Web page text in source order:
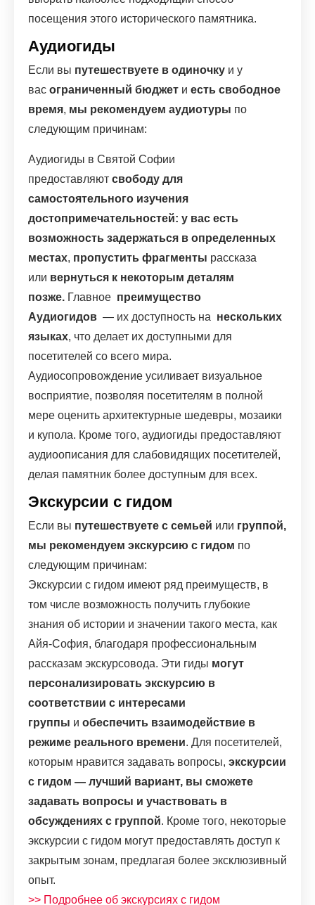
посещения этого исторического памятника.
Аудиогиды
Если вы путешествуете в одиночку и у
вас ограниченный бюджет и есть свободное
время, мы рекомендуем аудиотуры по
следующим причинам:
Аудиогиды в Святой Софии
предоставляют свободу для
самостоятельного изучения
достопримечательностей: у вас есть
возможность задержаться в определенных
местах, пропустить фрагменты рассказа
или вернуться к некоторым деталям
позже. Главное преимущество
Аудиогидов — их доступность на нескольких
языках, что делает их доступными для
посетителей со всего мира.
Аудиосопровождение усиливает визуальное
восприятие, позволяя посетителям в полной
мере оценить архитектурные шедевры, мозаики
и купола. Кроме того, аудиогиды предоставляют
аудиоописания для слабовидящих посетителей,
делая памятник более доступным для всех.
Экскурсии с гидом
Если вы путешествуете с семьей или группой,
мы рекомендуем экскурсию с гидом по
следующим причинам:
Экскурсии с гидом имеют ряд преимуществ, в
том числе возможность получить глубокие
знания об истории и значении такого места, как
Айя-София, благодаря профессиональным
рассказам экскурсовода. Эти гиды могут
персонализировать экскурсию в
соответствии с интересами
группы и обеспечить взаимодействие в
режиме реального времени. Для посетителей,
которым нравится задавать вопросы, экскурсии
с гидом — лучший вариант, вы сможете
задавать вопросы и участвовать в
обсуждениях с группой. Кроме того, некоторые
экскурсии с гидом могут предоставлять доступ к
закрытым зонам, предлагая более эксклюзивный
опыт.
>> Подробнее об экскурсиях с гидом